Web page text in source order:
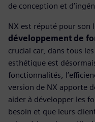
de conception et
NX est réputé pour son
développement de
crucial car, dans tous
esthétique est
fonctionnalités,
version de NX apporte
aider à développer les
besoin et que leurs